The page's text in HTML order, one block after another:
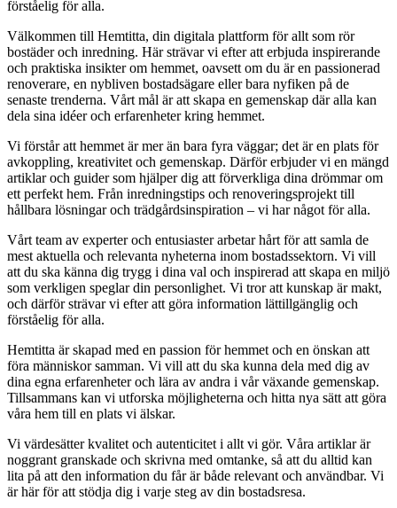
förståelig för alla.
Välkommen till Hemtitta, din digitala plattform för allt som rör
bostäder och inredning. Här strävar vi efter att erbjuda inspirerande
och praktiska insikter om hemmet, oavsett om du är en passionerad
renoverare, en nybliven bostadsägare eller bara nyfiken på de
senaste trenderna. Vårt mål är att skapa en gemenskap där alla kan
dela sina idéer och erfarenheter kring hemmet.
Vi förstår att hemmet är mer än bara fyra väggar; det är en plats för
avkoppling, kreativitet och gemenskap. Därför erbjuder vi en mängd
artiklar och guider som hjälper dig att förverkliga dina drömmar om
ett perfekt hem. Från inredningstips och renoveringsprojekt till
hållbara lösningar och trädgårdsinspiration – vi har något för alla.
Vårt team av experter och entusiaster arbetar hårt för att samla de
mest aktuella och relevanta nyheterna inom bostadssektorn. Vi vill
att du ska känna dig trygg i dina val och inspirerad att skapa en miljö
som verkligen speglar din personlighet. Vi tror att kunskap är makt,
och därför strävar vi efter att göra information lättillgänglig och
förståelig för alla.
Hemtitta är skapad med en passion för hemmet och en önskan att
föra människor samman. Vi vill att du ska kunna dela med dig av
dina egna erfarenheter och lära av andra i vår växande gemenskap.
Tillsammans kan vi utforska möjligheterna och hitta nya sätt att göra
våra hem till en plats vi älskar.
Vi värdesätter kvalitet och autenticitet i allt vi gör. Våra artiklar är
noggrant granskade och skrivna med omtanke, så att du alltid kan
lita på att den information du får är både relevant och användbar. Vi
är här för att stödja dig i varje steg av din bostadsresa.